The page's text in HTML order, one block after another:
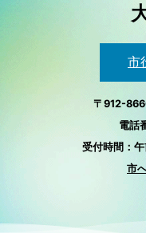
市
〒912-
電話
受付時間：
市